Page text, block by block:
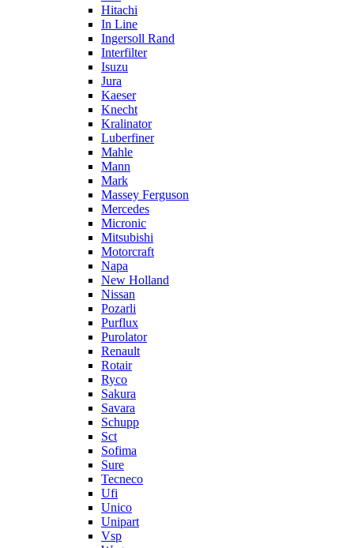
Hitachi
In Line
Ingersoll Rand
Interfilter
Isuzu
Jura
Kaeser
Knecht
Kralinator
Luberfiner
Mahle
Mann
Mark
Massey Ferguson
Mercedes
Micronic
Mitsubishi
Motorcraft
Napa
New Holland
Nissan
Pozarli
Purflux
Purolator
Renault
Rotair
Ryco
Sakura
Savara
Schupp
Sct
Sofima
Sure
Tecneco
Ufi
Unico
Unipart
Vsp